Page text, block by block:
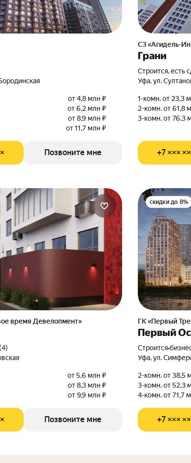
от 4,8 млн ₽
от 6,2 млн ₽
от 8,9 млн ₽
от 11,7 млн ₽
Позвоните мне
СЗ «Агидель-
Грани
Строится, есть
Уфа, ул.
1-комн. от 23,3
2-комн. от 61,8
3-комн. от 76,3
+7 ×××
время Девелопмент»
от 5,6 млн ₽
от 8,3 млн ₽
от 9,9 млн ₽
Позвоните мне
скидки до 8%
ГК «Первый
Первый
Строится•
Уфа, ул.
2-комн. от 38,5
3-комн. от 52,3
4-комн. от 71,7
+7 ×××